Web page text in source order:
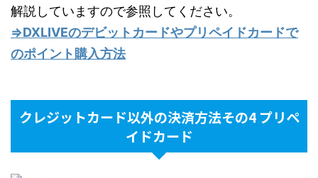
解説していますので参照してください。
⇒DXLIVEのデビットカードやプリペイドカードで
のポイント購入方法
クレジットカード以外の決済方法その4 プリペ
イドカード